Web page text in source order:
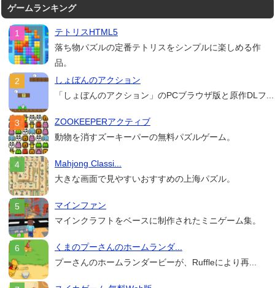
ゲームランキング
テトリスHTML5
落ち物パズルの定番テトリスをシンプルに楽しめる作
品。
しょぼんのアクション
「しょぼんのアクション」のPCブラウザ版と原作DLフ...
ZOOKEEPERアクティブ
動物を消すズーキーパーの無料パズルゲーム。
Mahjong Classi...
大きな画面で見やすいおすすめの上海パズル。
マインファン
マインクラフトをベースに制作されたミニゲーム集。
くまのプーさんのホームランダ...
プーさんのホームランダービーが、Ruffleにより再...